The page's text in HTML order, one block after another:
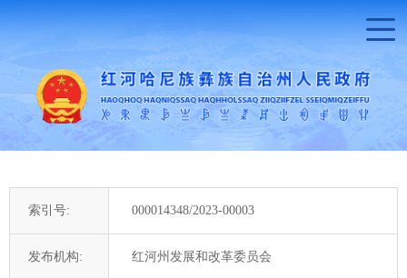
索引号: 000014348/2023-00003
发布机构: 红河州发展和改革委员会